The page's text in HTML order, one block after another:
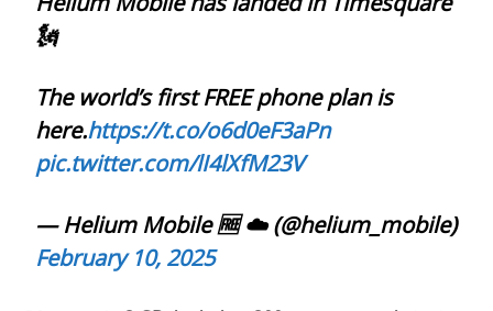
🗽
The world’s first FREE phone plan is
here.https://t.co/o6d0eF3aPn
pic.twitter.com/lI4lXfM23V
— Helium Mobile 🆓 ☁️ (@helium_mobile)
February 10, 2025